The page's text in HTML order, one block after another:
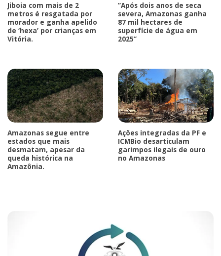
Jiboia com mais de 2
metros é resgatada por
morador e ganha apelido
de ‘hexa’ por crianças em
Vitória.
”Após dois anos de seca
severa, Amazonas ganha
87 mil hectares de
superfície de água em
2025”
Amazonas segue entre
estados que mais
desmatam, apesar da
queda histórica na
Amazônia.
Ações integradas da PF e
ICMBio desarticulam
garimpos ilegais de ouro
no Amazonas